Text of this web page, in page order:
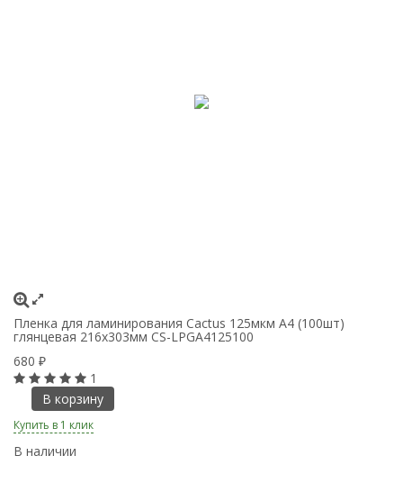
Пленка для ламинирования Cactus 125мкм A4 (100шт)
глянцевая 216x303мм CS-LPGA4125100
680 ₽
1
В корзину
Купить в 1 клик
В наличии